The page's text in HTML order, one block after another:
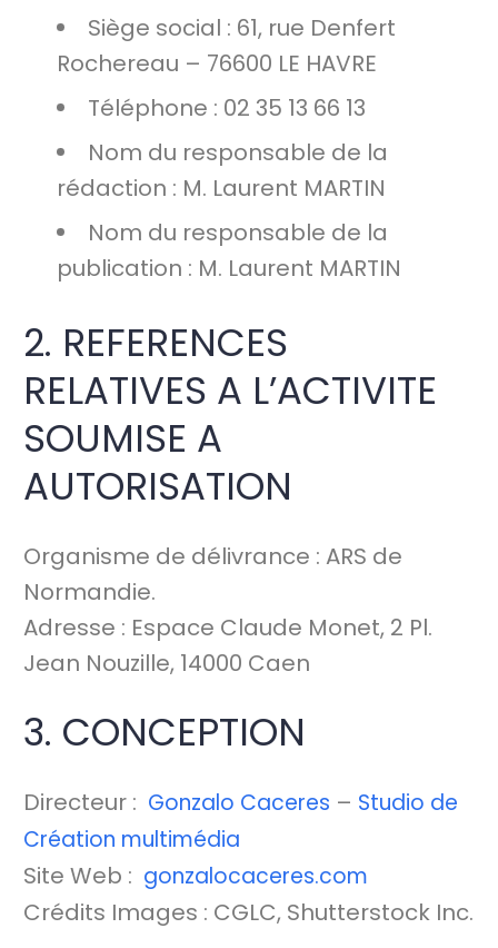
Siège social : 61, rue Denfert
Rochereau – 76600 LE HAVRE
Téléphone : 02 35 13 66 13
Nom du responsable de la
rédaction : M. Laurent MARTIN
Nom du responsable de la
publication : M. Laurent MARTIN
2. REFERENCES
RELATIVES A L’ACTIVITE
SOUMISE A
AUTORISATION
Organisme de délivrance : ARS de
Normandie.
Adresse : Espace Claude Monet, 2 Pl.
Jean Nouzille, 14000 Caen
3. CONCEPTION
Directeur : Gonzalo Caceres – Studio de
Création multimédia
Site Web : gonzalocaceres.com
Crédits Images : CGLC, Shutterstock Inc.